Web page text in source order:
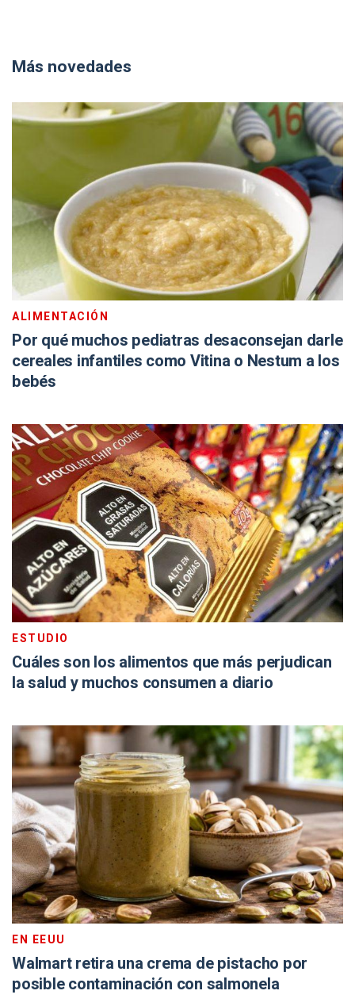
Más novedades
ALIMENTACIÓN
Por qué muchos pediatras desaconsejan darle
cereales infantiles como Vitina o Nestum a los
bebés
ESTUDIO
Cuáles son los alimentos que más perjudican
la salud y muchos consumen a diario
EN EEUU
Walmart retira una crema de pistacho por
posible contaminación con salmonela